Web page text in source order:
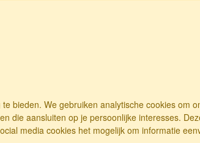
bieden. We gebruiken analytische cookies om
die aansluiten op je persoonlijke interesses.
media cookies het mogelijk om informatie